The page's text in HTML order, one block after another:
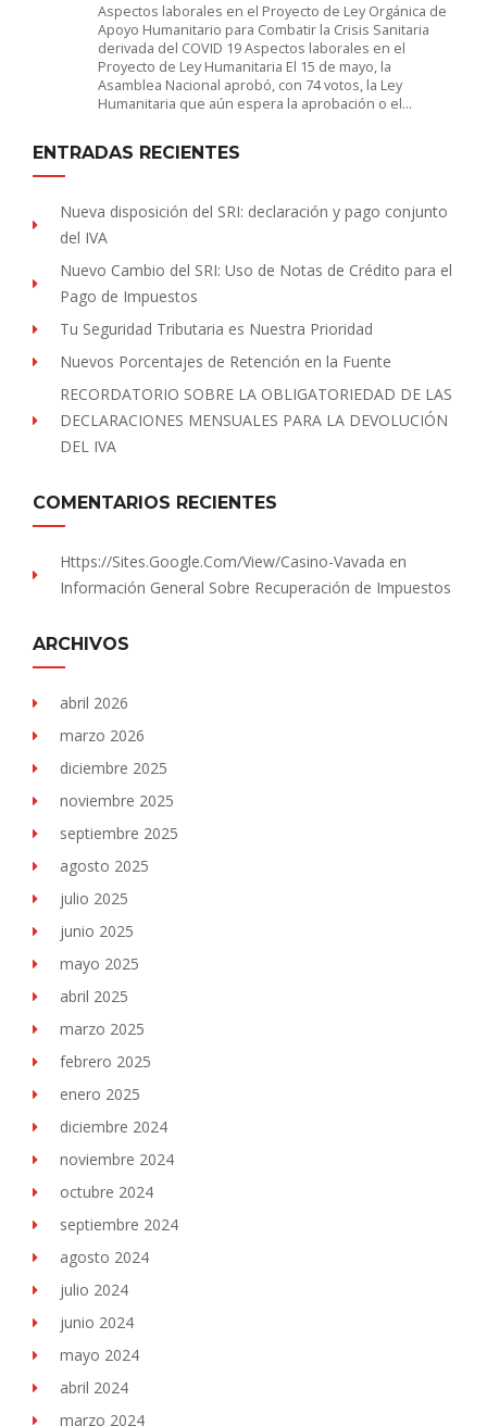
Aspectos laborales en el Proyecto de Ley Orgánica de
Apoyo Humanitario para Combatir la Crisis Sanitaria
derivada del COVID 19 Aspectos laborales en el
Proyecto de Ley Humanitaria El 15 de mayo, la
Asamblea Nacional aprobó, con 74 votos, la Ley
Humanitaria que aún espera la aprobación o el…
ENTRADAS RECIENTES
Nueva disposición del SRI: declaración y pago conjunto
del IVA
Nuevo Cambio del SRI: Uso de Notas de Crédito para el
Pago de Impuestos
Tu Seguridad Tributaria es Nuestra Prioridad
Nuevos Porcentajes de Retención en la Fuente
RECORDATORIO SOBRE LA OBLIGATORIEDAD DE LAS
DECLARACIONES MENSUALES PARA LA DEVOLUCIÓN
DEL IVA
COMENTARIOS RECIENTES
Https://sites.Google.com/view/Casino-Vavada en
Información General Sobre Recuperación de Impuestos
ARCHIVOS
abril 2026
marzo 2026
diciembre 2025
noviembre 2025
septiembre 2025
agosto 2025
julio 2025
junio 2025
mayo 2025
abril 2025
marzo 2025
febrero 2025
enero 2025
diciembre 2024
noviembre 2024
octubre 2024
septiembre 2024
agosto 2024
julio 2024
junio 2024
mayo 2024
abril 2024
marzo 2024